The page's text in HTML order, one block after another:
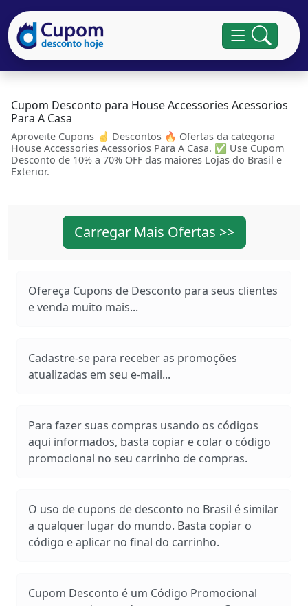
Cupom Desconto para House Accessories Acessorios
Para A Casa
Aproveite Cupons ☝ Descontos 🔥 Ofertas da categoria
House Accessories Acessorios Para A Casa. ✅ Use Cupom
Desconto de 10% a 70% OFF das maiores Lojas do Brasil e
Exterior.
Carregar Mais Ofertas >>
Ofereça Cupons de Desconto para seus clientes
e venda muito mais...
Cadastre-se para receber as promoções
atualizadas em seu e-mail...
Para fazer suas compras usando os códigos
aqui informados, basta copiar e colar o código
promocional no seu carrinho de compras.
O uso de cupons de desconto no Brasil é similar
a qualquer lugar do mundo. Basta copiar o
código e aplicar no final do carrinho.
Cupom Desconto é um Código Promocional